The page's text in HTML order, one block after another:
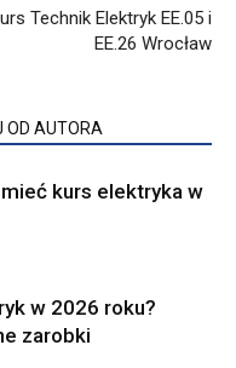
Technik Elektryk EE.05 i
EE.26 Wrocław
OD AUTORA
kurs elektryka w
w 2026 roku?
zarobki